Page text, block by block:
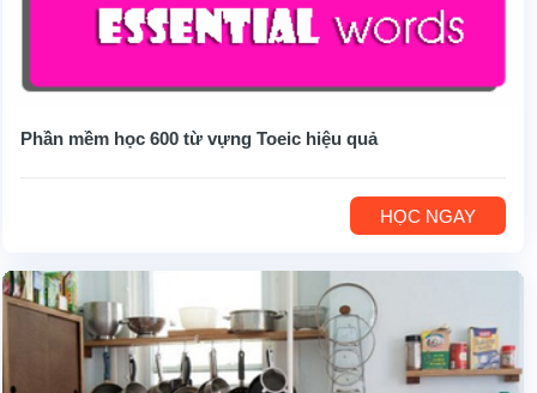
Phần mềm học 600 từ vựng Toeic hiệu quả
HỌC NGAY